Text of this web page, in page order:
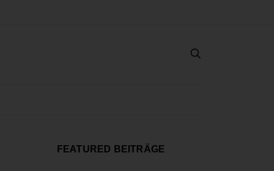
FEATURED BEITRÄGE